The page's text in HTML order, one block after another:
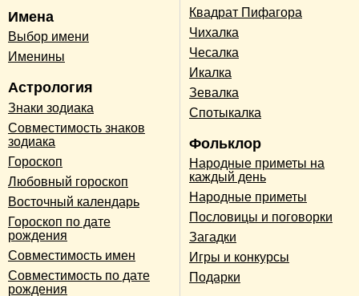
Имена
Выбор имени
Именины
Астрология
Знаки зодиака
Совместимость знаков
зодиака
Гороскоп
Любовный гороскоп
Восточный календарь
Гороскоп по дате
рождения
Совместимость имен
Совместимость по дате
рождения
Квадрат Пифагора
Чихалка
Чесалка
Икалка
Зевалка
Спотыкалка
Фольклор
Народные приметы на
каждый день
Народные приметы
Пословицы и поговорки
Загадки
Игры и конкурсы
Подарки